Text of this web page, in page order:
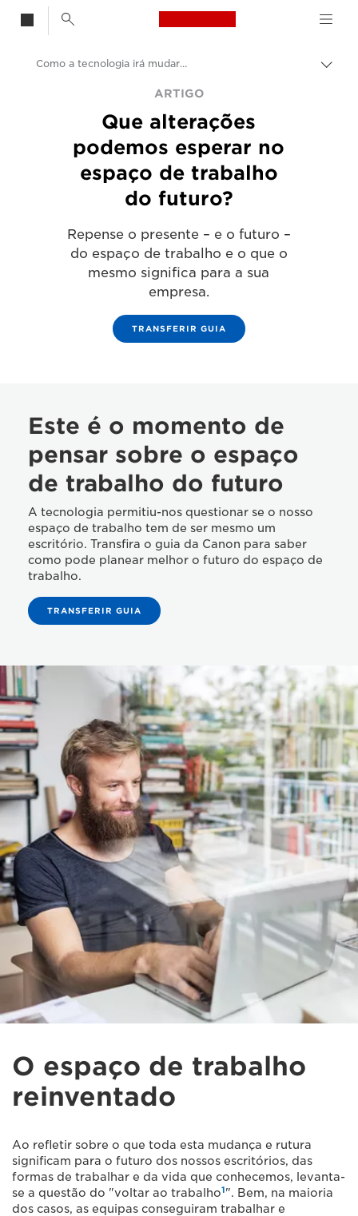
Canon Logo, back
Soluções e serviços
Informações
Artigos empresariais e profissionais
Como a tecnologia irá mudar o local de trabalho no futuro
ARTIGO
Que alterações
podemos esperar no
espaço de trabalho
do futuro?
Repense o presente – e o futuro –
do espaço de trabalho e o que o
mesmo significa para a sua
empresa.
TRANSFERIR GUIA
Este é o momento de
pensar sobre o espaço
de trabalho do futuro
A tecnologia permitiu-nos questionar se o nosso
espaço de trabalho tem de ser mesmo um
escritório. Transfira o guia da Canon para saber
como pode planear melhor o futuro do espaço de
trabalho.
TRANSFERIR GUIA
O espaço de trabalho
reinventado
Ao refletir sobre o que toda esta mudança e rutura
significam para o futuro dos nossos escritórios, das
formas de trabalhar e da vida que conhecemos, levanta-
se a questão do "voltar ao trabalho1". Bem, na maioria
dos casos, as equipas conseguiram trabalhar e